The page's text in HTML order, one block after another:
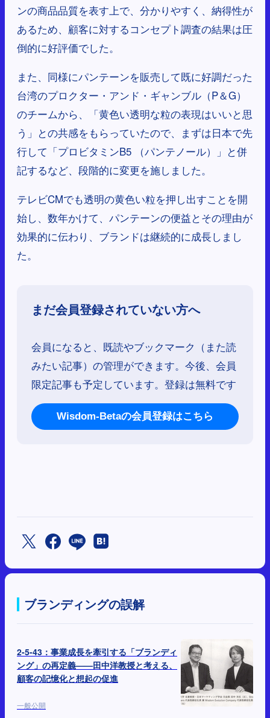
ンの商品品質を表す上で、分かりやすく、納得性が
あるため、顧客に対するコンセプト調査の結果は圧
倒的に好評価でした。
また、同様にパンテーンを販売して既に好調だった
台湾のプロクター・アンド・ギャンブル（P＆G）
のチームから、「黄色い透明な粒の表現はいいと思
う」との共感をもらっていたので、まずは日本で先
行して「プロビタミンB5 （パンテノール）」と併
記するなど、段階的に変更を施しました。
テレビCMでも透明の黄色い粒を押し出すことを開
始し、数年かけて、パンテーンの便益とその理由が
効果的に伝わり、ブランドは継続的に成長しまし
た。
まだ会員登録されていない方へ
会員になると、既読やブックマーク（また読
みたい記事）の管理ができます。今後、会員
限定記事も予定しています。登録は無料です
Wisdom-Betaの会員登録はこちら
ブランディングの誤解
2-5-43：事業成長を牽引する「ブランディ
ング」の再定義——田中洋教授と考える、
顧客の記憶化と想起の促進
一般公開